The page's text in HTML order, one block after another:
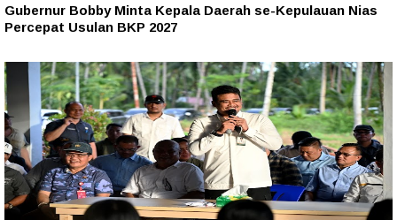
Gubernur Bobby Minta Kepala Daerah se-Kepulauan Nias
Percepat Usulan BKP 2027